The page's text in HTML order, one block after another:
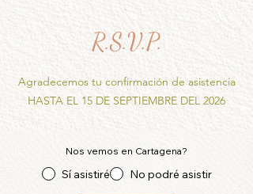
R.S.V.P.
Agradecemos tu confirmación de asistencia
HASTA EL 15 DE SEPTIEMBRE DEL 2026
Nos vemos en Cartagena?
Sí asistiré No podré asistir